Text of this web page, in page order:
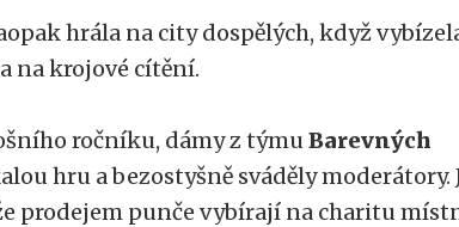
hrála na city dospělých, když
na krojové cítění.
ročníku, dámy z týmuBarevných
hru a bezostyšně sváděly moderátory.
prodejem punče vybírají na charitu